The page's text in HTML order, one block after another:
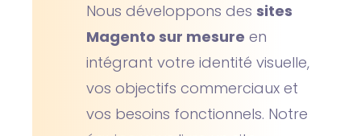
Nous développons des sites
Magento sur mesure en
intégrant votre identité visuelle,
vos objectifs commerciaux et
vos besoins fonctionnels. Notre